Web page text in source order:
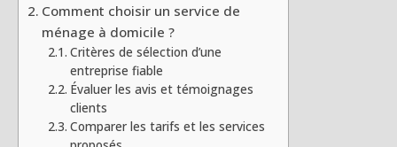
Comment choisir un service de
ménage à domicile ?
Critères de sélection d’une
entreprise fiable
Évaluer les avis et témoignages
clients
Comparer les tarifs et les services